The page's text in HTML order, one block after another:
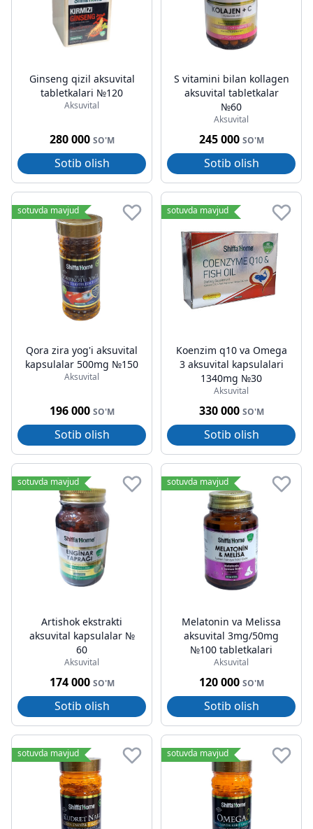
Ginseng qizil aksuvital
tabletkalari №120
Aksuvital
280 000 SO'M
Sotib olish
S vitamini bilan kollagen
aksuvital tabletkalar
№60
Aksuvital
245 000 SO'M
Sotib olish
sotuvda mavjud
Qora zira yog'i aksuvital
kapsulalar 500mg №150
Aksuvital
196 000 SO'M
Sotib olish
sotuvda mavjud
Koenzim q10 va Omega
3 aksuvital kapsulalari
1340mg №30
Aksuvital
330 000 SO'M
Sotib olish
sotuvda mavjud
Artishok ekstrakti
aksuvital kapsulalar №
60
Aksuvital
174 000 SO'M
Sotib olish
sotuvda mavjud
Melatonin va Melissa
aksuvital 3mg/50mg
№100 tabletkalari
Aksuvital
120 000 SO'M
Sotib olish
sotuvda mavjud sotuvda mavjud